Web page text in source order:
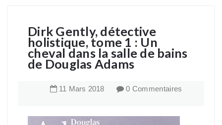
Dirk Gently, détective
holistique, tome 1 : Un
cheval dans la salle de bains
de Douglas Adams
11 Mars 2018 0 Commentaires